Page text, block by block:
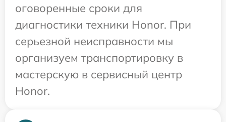
оговоренные сроки для
диагностики техники Honor. При
серьезной неисправности мы
организуем транспортировку в
мастерскую в сервисный центр
Honor.